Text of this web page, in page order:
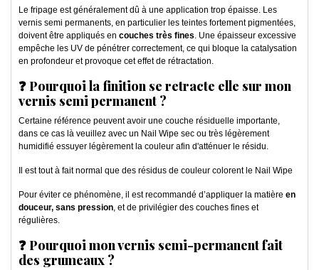
Le fripage est généralement dû à une application trop épaisse. Les
vernis semi permanents, en particulier les teintes fortement pigmentées,
doivent être appliqués en couches très fines. Une épaisseur excessive
empêche les UV de pénétrer correctement, ce qui bloque la catalysation
en profondeur et provoque cet effet de rétractation.
❓ Pourquoi la finition se retracte elle sur mon
vernis semi permanent ?
Certaine référence peuvent avoir une couche résiduelle importante,
dans ce cas là veuillez avec un Nail Wipe sec ou très légèrement
humidifié essuyer légèrement la couleur afin d'atténuer le résidu.
Il est tout à fait normal que des résidus de couleur colorent le Nail Wipe
Pour éviter ce phénomène, il est recommandé d’appliquer la matière en
douceur, sans pression, et de privilégier des couches fines et
régulières.
❓ Pourquoi mon vernis semi-permanent fait
des grumeaux ?